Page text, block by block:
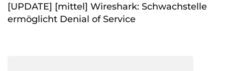
[UPDATE] [mittel] Wireshark: Schwachstelle
ermöglicht Denial of Service